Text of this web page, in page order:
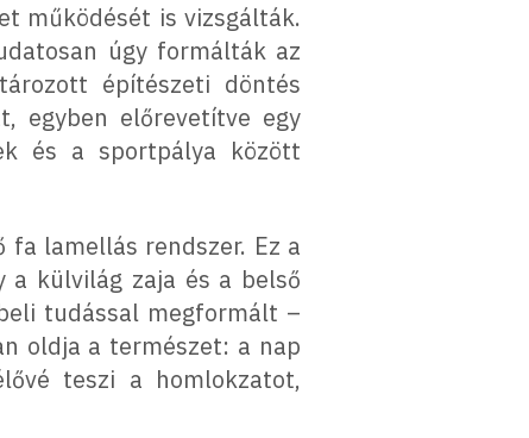
működését is vizsgálták.
úgy formálták az
építészeti döntés
egyben előrevetítve egy
és a sportpálya között
lamellás rendszer. Ez a
a külvilág zaja és a belső
tudással megformált –
oldja a természet: a nap
teszi a homlokzatot,